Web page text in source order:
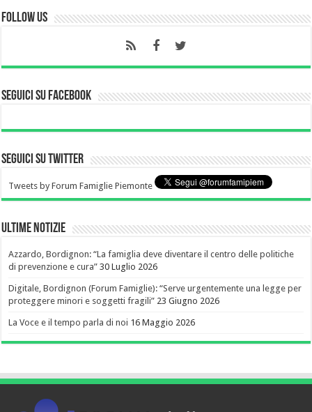
Follow Us
Seguici su Facebook
Seguici su Twitter
Tweets by Forum Famiglie Piemonte
Ultime notizie
Azzardo, Bordignon: “La famiglia deve diventare il centro delle politiche
di prevenzione e cura” 30 Luglio 2026
Digitale, Bordignon (Forum Famiglie): “Serve urgentemente una legge per
proteggere minori e soggetti fragili” 23 Giugno 2026
La Voce e il tempo parla di noi 16 Maggio 2026